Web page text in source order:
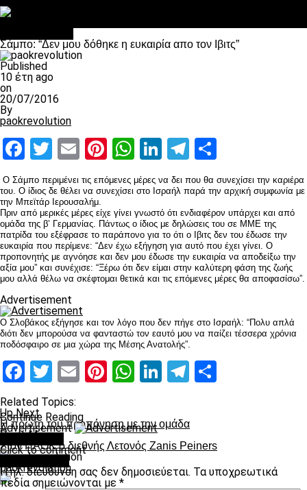
Σάμπο: “Δεν μου δόθηκε η ευκαιρία απο τον Ιβιτς”
Published
10 έτη ago
on
20/07/2016
By
paokrevolution
Facebook
Twitter
EmailPinterest
WhatsApp
LinkedIn
Telegram
Ο Σάμπο περιμένει τις επόμενες μέρες να δει που θα συνεχίσει την καριέρα
του. Ο ίδιος δε θέλει να συνεχίσει στο Ισραήλ παρά την αρχική συμφωνία με
την Μπεϊτάρ Ιερουσαλήμ.
Πριν από μερικές μέρες είχε γίνει γνωστό ότι ενδιαφέρον υπάρχει και από
ομάδα της β’ Γερμανίας. Πάντως ο ίδιος με δηλώσεις του σε ΜΜΕ της
πατρίδα του εξέφρασε το παράπονο για το ότι ο Ιβιτς δεν του έδωσε την
ευκαιρία που περίμενε: “Δεν έχω εξήγηση για αυτό που έχει γίνει. Ο
προπονητής με αγνόησε και δεν μου έδωσε την ευκαιρία να αποδείξω την
αξία μου” και συνέχισε: “Ξέρω ότι δεν είμαι στην καλύτερη φάση της ζωής
μου αλλά θέλω να σκέφτομαι θετικά και τις επόμενες μέρες θα αποφασίσω”.
Advertisement
Ο Σλοβάκος εξήγησε και τον λόγο που δεν πήγε στο Ισραήλ: “Πολυ απλά
διότι δεν μπορούσα να φανταστώ τον εαυτό μου να παίζει τέσσερα χρόνια
ποδόσφαιρο σε μια χώρα της Μέσης Ανατολής”.
Facebook
Twitter
EmailPinterest
WhatsApp
LinkedIn
Telegram
Related Topics:
Up Next
Η πρώτη του προπόνηση με την ομάδα
Don't Miss
Στον ΠΑΟΚ ο διεθνής Λετονός Zanis Peiners
paokrevolution
Continue Reading
Advertisement
Click to comment
Η ηλ. διεύθυνση σας δεν δημοσιεύεται. Τα υποχρεωτικά
πεδία σημειώνονται με *